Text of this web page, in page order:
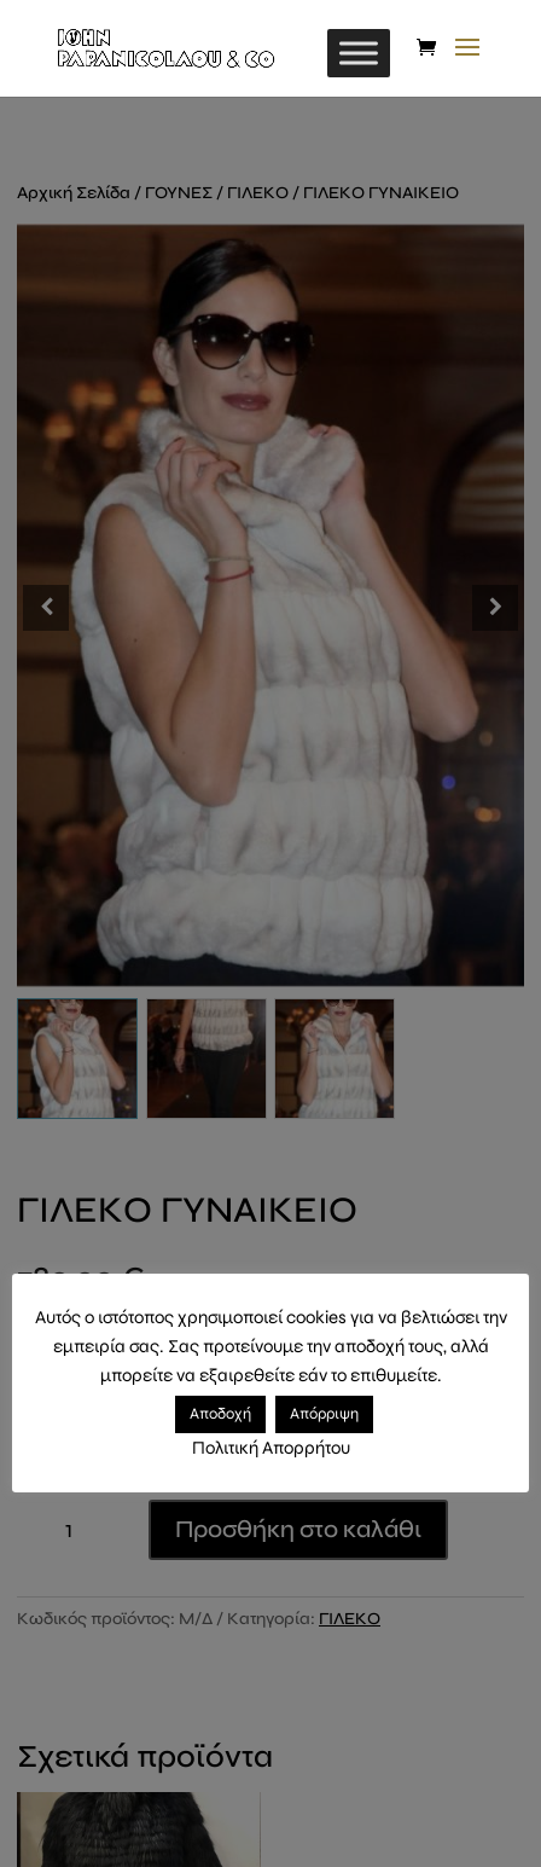
Αρχική Σελίδα / ΓΟΥΝΕΣ / ΓΙΛΕΚΟ / ΓΙΛΕΚΟ ΓΥΝΑΙΚΕΙΟ
ΓΙΛΕΚΟ ΓΥΝΑΙΚΕΙΟ
780,00€
ΜΟΝΤΕΡΝΟ ΓΥΝΑΙΚΕΙΟ ΓΙΛΕΚΟ ΣΕ ΜΗΚΟΣ 60cm
ΓΥΝΑΙΚΕΙΟ
Προσθήκη στο καλάθι
Κωδικός προϊόντος: Μ/Δ Κατηγορία: ΓΙΛΕΚΟ
Σχετικά προϊόντα
Αυτός ο ιστότοπος χρησιμοποιεί cookies για να βελτιώσει την
εμπειρία σας. Σας προτείνουμε την αποδοχή τους, αλλά
μπορείτε να εξαιρεθείτε εάν το επιθυμείτε.
Αποδοχή Απόρριψη
Πολιτική Απορρήτου